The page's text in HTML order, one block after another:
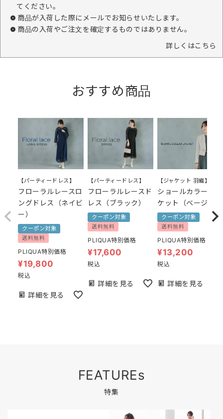
てください。
商品が入荷した際にメールでお知らせいたします。
商品の入荷やご注文を確定するものではありません。
詳しくはこちら
おすすめ商品
【パーティードレス】
フローラルレースロ
ングドレス（ネイビ
ー）
クーポン対象
送料無料
PLIQUA特別価格
¥19,800
税込
詳細を見る
【パーティードレス】
フローラルレースド
レス（ブラック）
クーポン対象
送料無料
PLIQUA特別価格
¥17,600
税込
詳細を見る
【ジャケット 羽織】
ショールカラージャ
ケット（ベージュ）
クーポン対象
送料無料
PLIQUA特別価格
¥13,200
税込
詳細を見る
FEATUREs
特集